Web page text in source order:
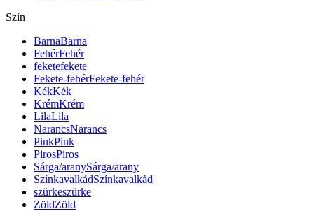
Szín
BarnaBarna
FehérFehér
feketefekete
Fekete-fehérFekete-fehér
KékKék
KrémKrém
LilaLila
NarancsNarancs
PinkPink
PirosPiros
Sárga/aranySárga/arany
SzínkavalkádSzínkavalkád
szürkeszürke
ZöldZöld